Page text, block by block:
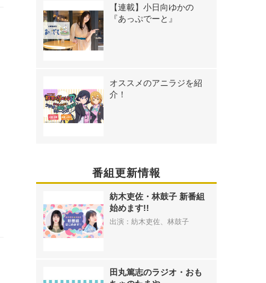
【連載】小日向ゆかの
『あっぷでーと』
オススメのアニラジを紹
介！
番組更新情報
紡木吏佐・林鼓子 新番組
始めます!!
出演：紡木吏佐、林鼓子
田丸篤志のラジオ・おも